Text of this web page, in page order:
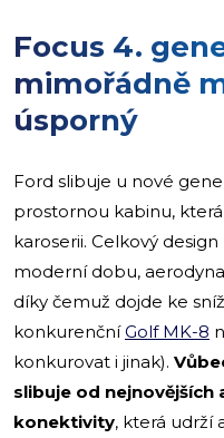
Focus 4.
mimořádně
úsporný
Ford slibuje u nové
prostornou kabinu,
karoserii. Celkový
moderní dobu,
díky čemuž dojde ke
konkurenčníGolf MK-8
konkurovat i jinak).
slibuje od nejnovějších
konektivity, která udrží